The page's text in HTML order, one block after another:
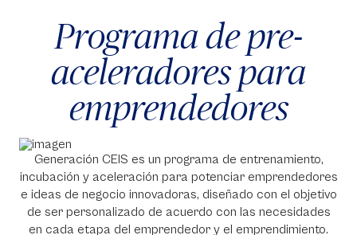
Programa de pre-
aceleradores para
emprendedores
Generación CEIS es un programa de entrenamiento,
incubación y aceleración para potenciar emprendedores
e ideas de negocio innovadoras, diseñado con el objetivo
de ser personalizado de acuerdo con las necesidades
en cada etapa del emprendedor y el emprendimiento.